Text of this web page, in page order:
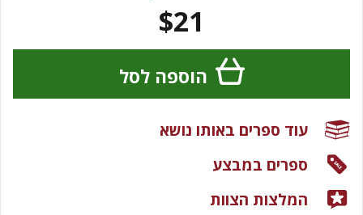
$21
הוספה לסל
עוד ספרים באותו נושא
ספרים במבצע
המלצות הצוות